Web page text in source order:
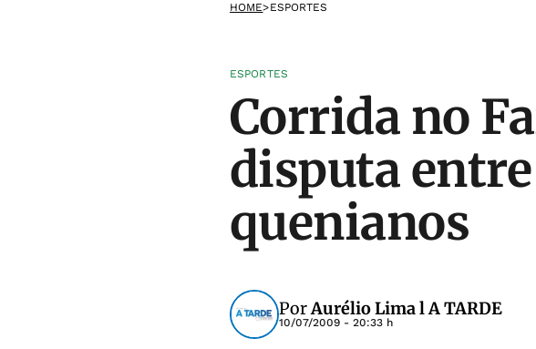
HOME>ESPORTES
ESPORTES
Corrida no
disputa
quenianos
PorAurélio Lima l A TARDE
10/07/2009 - 20:33 h